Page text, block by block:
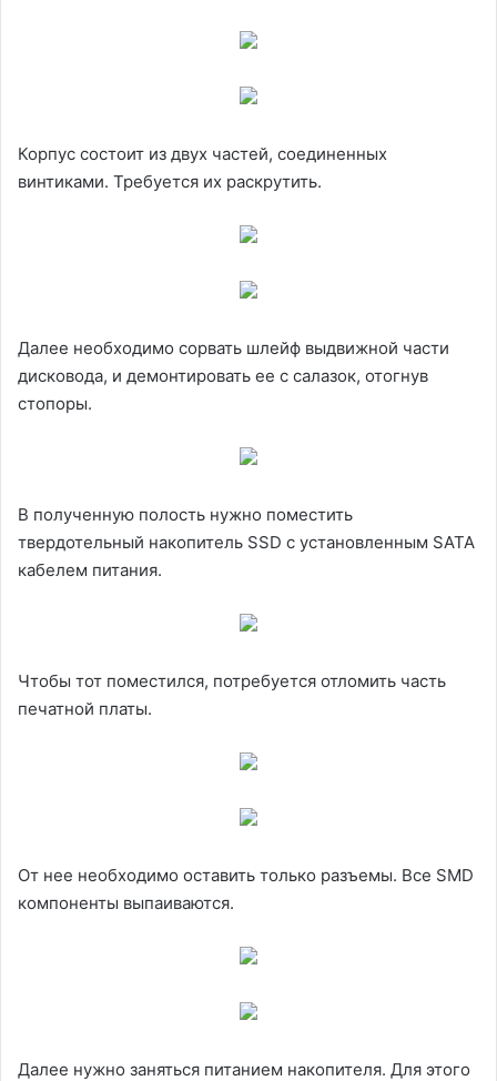
Корпус состоит из двух частей, соединенных
винтиками. Требуется их раскрутить.
Далее необходимо сорвать шлейф выдвижной части
дисковода, и демонтировать ее с салазок, отогнув
стопоры.
В полученную полость нужно поместить
твердотельный накопитель SSD с установленным SATA
кабелем питания.
Чтобы тот поместился, потребуется отломить часть
печатной платы.
От нее необходимо оставить только разъемы. Все SMD
компоненты выпаиваются.
Далее нужно заняться питанием накопителя. Для этого